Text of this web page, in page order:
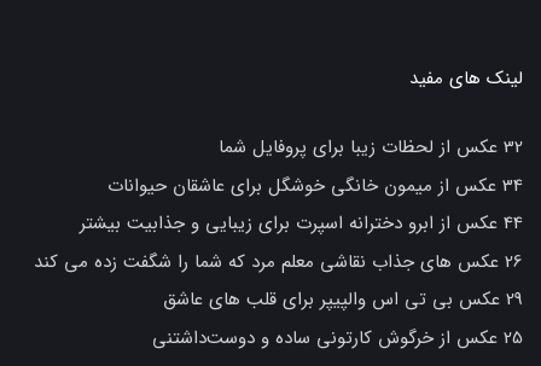
لینک های مفید
32 عکس از لحظات زیبا برای پروفایل شما
34 عکس از میمون خانگی خوشگل برای عاشقان حیوانات
44 عکس از ابرو دخترانه اسپرت برای زیبایی و جذابیت بیشتر
26 عکس های جذاب نقاشی معلم مرد که شما را شگفت زده می کند
29 عکس بی تی اس والپیپر برای قلب های عاشق
25 عکس از خرگوش کارتونی ساده و دوست‌داشتنی